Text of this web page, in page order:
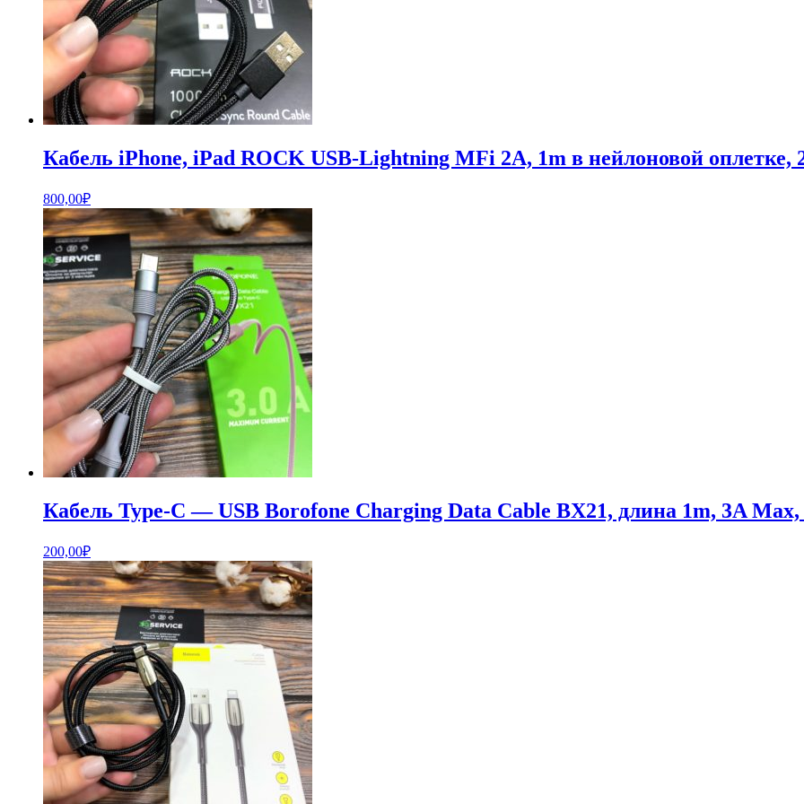
Кабель iPhone, iPad ROCK USB-Lightning MFi 2A, 1m в нейлоновой оплетке,
800,00₽
Кабель Type-C — USB Borofone Charging Data Cable BX21, длина 1m, 3A
200,00₽